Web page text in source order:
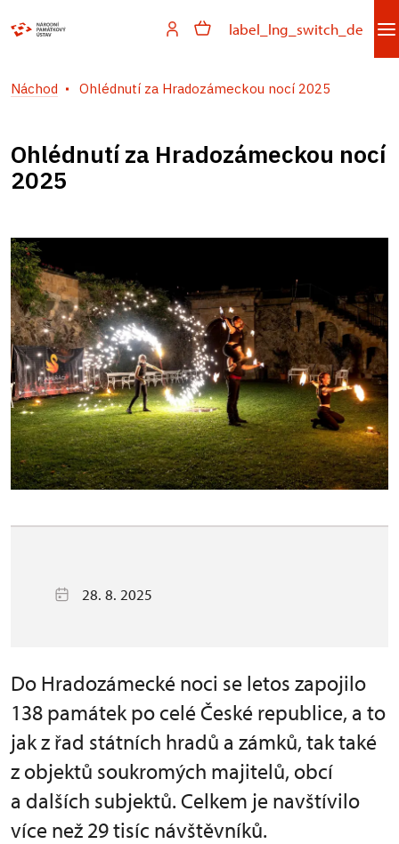
label_lng_switch_de
Náchod Ohlédnutí za Hradozámeckou nocí 2025
Ohlédnutí za Hradozámeckou nocí
2025
28. 8. 2025
Do Hradozámecké noci se letos zapojilo
138 památek po celé České republice, a to
jak z řad státních hradů a zámků, tak také
z objektů soukromých majitelů, obcí
a dalších subjektů. Celkem je navštívilo
více než 29 tisíc návštěvníků.